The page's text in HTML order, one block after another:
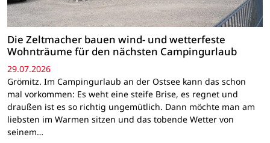
Die Zeltmacher bauen wind- und wetterfeste
Wohnträume für den nächsten Campingurlaub
29.07.2026
Grömitz. Im Campingurlaub an der Ostsee kann das schon
mal vorkommen: Es weht eine steife Brise, es regnet und
draußen ist es so richtig ungemütlich. Dann möchte man am
liebsten im Warmen sitzen und das tobende Wetter von
seinem…